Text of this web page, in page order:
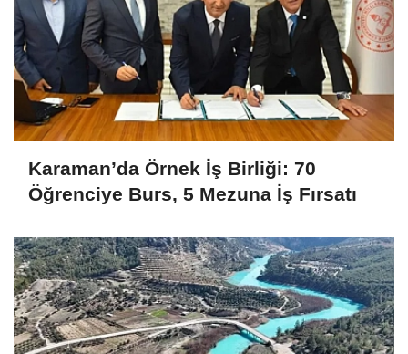
Karaman’da Örnek İş Birliği: 70
Öğrenciye Burs, 5 Mezuna İş Fırsatı